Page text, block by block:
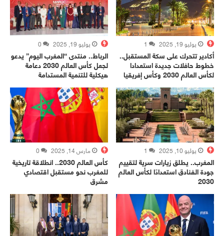
يوليو 19, 2025 1
أكادير تتحرك على سكة المستقبل..
خطوط حافلات جديدة استعدادا
لكأس العالم 2030 وكأس إفريقيا
يوليو 19, 2025 0
الرباط.. منتدى “المغرب اليوم” يدعو
لجعل كأس العالم 2030 دعامة
هيكلية للتنمية المستدامة
يوليو 10, 2025 1
المغرب.. يطلق زيارات سرية لتقييم
جودة الفنادق استعدادًا لكأس العالم
2030
مارس 14, 2025 0
كأس العالم 2030.. انطلاقة تاريخية
للمغرب نحو مستقبل اقتصادي
مشرق